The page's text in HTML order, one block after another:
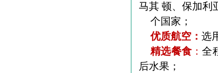
马其 顿、保加利
个国家；
优质航空： 选
精选餐食 ：全
后水果；